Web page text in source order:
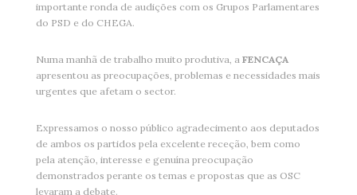
importante ronda de audições com os Grupos Parlamentares
do PSD e do CHEGA.
Numa manhã de trabalho muito produtiva, a FENCAÇA
apresentou as preocupações, problemas e necessidades mais
urgentes que afetam o sector.
Expressamos o nosso público agradecimento aos deputados
de ambos os partidos pela excelente receção, bem como
pela atenção, interesse e genuína preocupação
demonstrados perante os temas e propostas que as OSC
levaram a debate.